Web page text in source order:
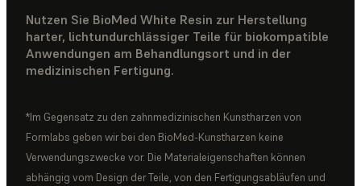
Nutzen Sie BioMed White Resin zur Herstellung
harter, lichtundurchlässiger Teile für biokompatible
Anwendungen am Behandlungsort und in der
medizinischen Fertigung.
*Im Gegensatz zu den zahnmedizinischen Kunstharzen von
Formlabs geben wir bei den BioMed-Kunstharzen keine
Verwendungszwecke vor. Die Materialeigenschaften können
abhängig vom Design der Teile, von den Fertigungsabläufen und